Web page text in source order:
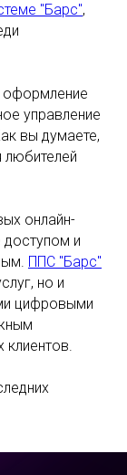
"Барс",
оформление
управление
вы думаете,
любителей
онлайн-
доступом и
ППС "Барс"
но и
цифровыми